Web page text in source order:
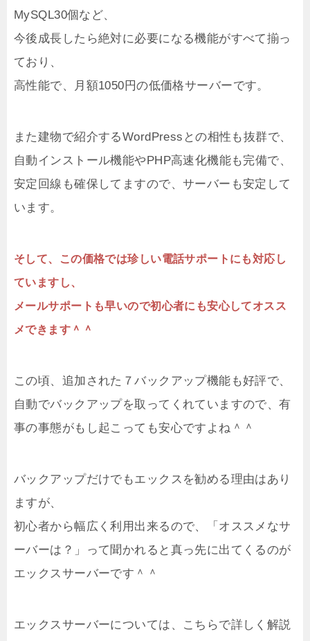
MySQL30個など、
今後成長したら絶対に必要になる機能がすべて揃っ
ており、
高性能で、月額1050円の低価格サーバーです。
また建物で紹介するWordPressとの相性も抜群で、
自動インストール機能やPHP高速化機能も完備で、
安定回線も確保してますので、サーバーも安定して
います。
そして、この価格では珍しい電話サポートにも対応し
ていますし、
メールサポートも早いので初心者にも安心してオスス
メできます＾＾
この頃、追加された７バックアップ機能も好評で、
自動でバックアップを取ってくれていますので、有
事の事態がもし起こっても安心ですよね＾＾
バックアップだけでもエックスを勧める理由はあり
ますが、
初心者から幅広く利用出来るので、「オススメなサ
ーバーは？」って聞かれると真っ先に出てくるのが
エックスサーバーです＾＾
エックスサーバーについては、こちらで詳しく解説